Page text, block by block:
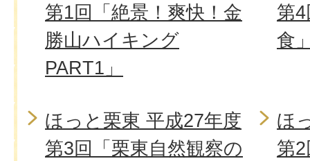
第1回「絶景！爽快！金
勝山ハイキング
PART1」
第
食
ほっと栗東 平成27年度
第3回「栗東自然観察の
ほ
第